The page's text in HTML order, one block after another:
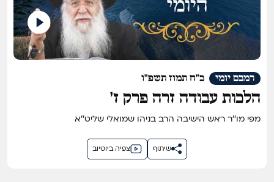
כ"ח תמוז תשפ"ו רמבם יומי
הלכות עבודה זרה פרק ז'
מפי מו''ר ראש הישיבה הרב בניהו שמואלי שליט''א
צפיה ביוטיוב שיתוף